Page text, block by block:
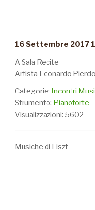
16 Settembre 2017
A Sala Recite
Artista Leonardo
Categorie: Incontri
Strumento: Pianoforte
Visualizzazioni: 5602
Musiche di Liszt